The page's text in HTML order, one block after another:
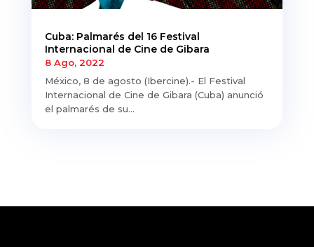
Cuba: Palmarés del 16 Festival
Internacional de Cine de Gibara
8 Ago, 2022
México, 8 de agosto (Ibercine).- El Festival
Internacional de Cine de Gibara (Cuba) anunció
el palmarés de su...